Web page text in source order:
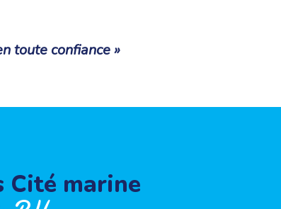
toute confiance »
Cité marine